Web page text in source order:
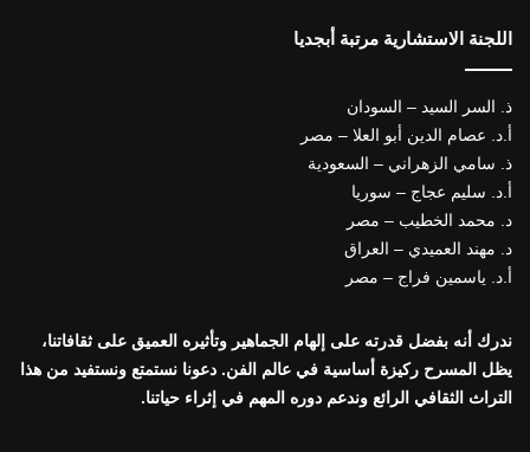
اللجنة الاستشارية مرتبة أبجديا
ذ. السر السيد – السودان
أ.د. عصام الدين أبو العلا – مصر
ذ. سامي الزهراني – السعودية
أ.د. سليم عجاج – سوريا
د. محمد الخطيب – مصر
د. مهند العميدي – العراق
أ.د. ياسمين فراج – مصر
ندرك أنه بفضل قدرته على إلهام الجماهير وتأثيره العميق على ثقافاتنا،
يظل المسرح ركيزة أساسية في عالم الفن. دعونا نستمتع ونستفيد من هذا
التراث الثقافي الرائع وندعم دوره المهم في إثراء حياتنا.